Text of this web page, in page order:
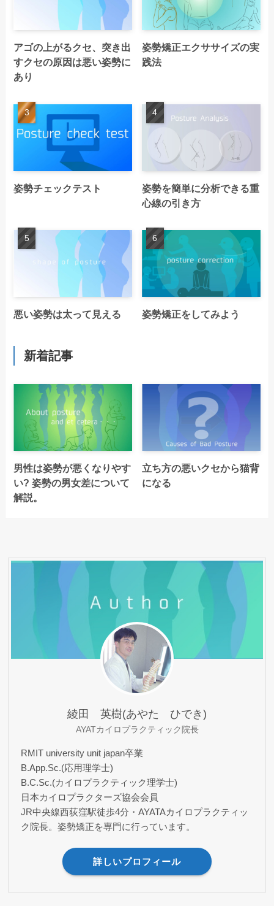
アゴの上がるクセ、突き出
すクセの原因は悪い姿勢に
あり
姿勢矯正エクササイズの実
践法
姿勢チェックテスト
姿勢を簡単に分析できる重
心線の引き方
悪い姿勢は太って見える 姿勢矯正をしてみよう
新着記事
男性は姿勢が悪くなりやす
い? 姿勢の男女差について
解説。
立ち方の悪いクセから猫背
になる
綾田 英樹(あやた ひでき)
AYATカイロプラクティック院長
RMIT university unit japan卒業
B.App.Sc.(応用理学士)
B.C.Sc.(カイロプラクティック理学士)
日本カイロプラクターズ協会会員
JR中央線西荻窪駅徒歩4分・AYATAカイロプラクティッ
ク院長。姿勢矯正を専門に行っています。
詳しいプロフィール